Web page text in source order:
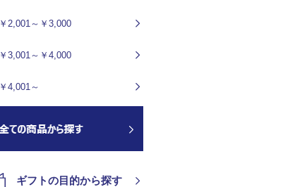
￥2,001～￥3,000
￥3,001～￥4,000
￥4,001～
ギフトの目的から探す